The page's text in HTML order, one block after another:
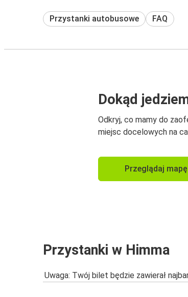
Przystanki autobusowe FAQ
Dokąd
Odkryj, co mamy do
miejsc docelowych na
Przeglądaj mapę
Przystanki w Himma
Uwaga: Twój bilet będzie zawierał